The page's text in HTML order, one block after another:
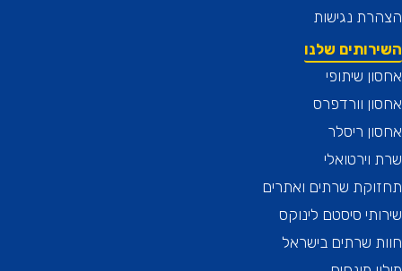
נגישות
שלנו
שיתופי
וורדפרס
ריסלר
שרתים ואתרים
סיסטם לינוקס
שרתים בישראל